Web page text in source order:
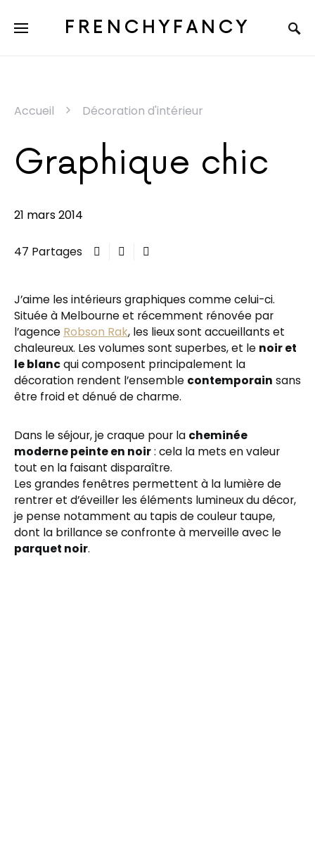
FRENCHYFANCY
Accueil Décoration d'intérieur
Graphique chic
21 mars 2014
47 Partages
J’aime les intérieurs graphiques comme celui-ci.
Située à Melbourne et récemment rénovée par
l’agence Robson Rak, les lieux sont accueillants et
chaleureux. Les volumes sont superbes, et le noir et
le blancqui composent principalement la
décoration rendent l’ensemble contemporain sans
être froid et dénué de charme.
Dans le séjour, je craque pour la cheminée
moderne peinte en noir: cela la mets en valeur
tout en la faisant disparaître.
Les grandes fenêtres permettent à la lumière de
rentrer et d’éveiller les éléments lumineux du décor,
je pense notamment au tapis de couleur taupe,
dont la brillance se confronte à merveille avec le
parquet noir.